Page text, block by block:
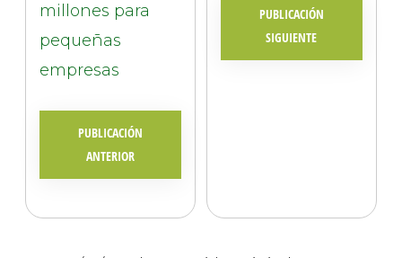
millones para
pequeñas
empresas
PUBLICACIÓN
ANTERIOR
PUBLICACIÓN
SIGUIENTE